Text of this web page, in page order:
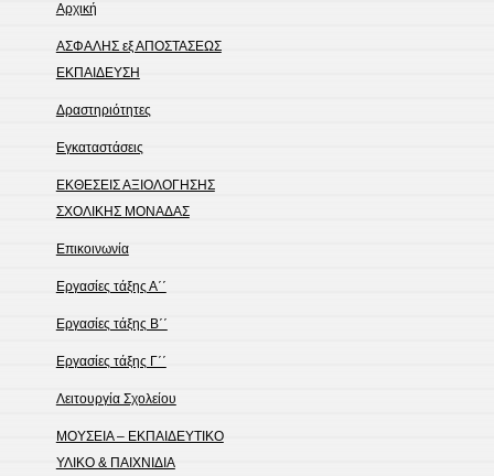
Αρχική
ΑΣΦΑΛΗΣ εξ ΑΠΟΣΤΑΣΕΩΣ
ΕΚΠΑΙΔΕΥΣΗ
Δραστηριότητες
Εγκαταστάσεις
ΕΚΘΕΣΕΙΣ ΑΞΙΟΛΟΓΗΣΗΣ
ΣΧΟΛΙΚΗΣ ΜΟΝΑΔΑΣ
Επικοινωνία
Εργασίες τάξης Α΄΄
Εργασίες τάξης Β΄΄
Εργασίες τάξης Γ΄΄
Λειτουργία Σχολείου
ΜΟΥΣΕΙΑ – ΕΚΠΑΙΔΕΥΤΙΚΟ
ΥΛΙΚΟ & ΠΑΙΧΝΙΔΙΑ